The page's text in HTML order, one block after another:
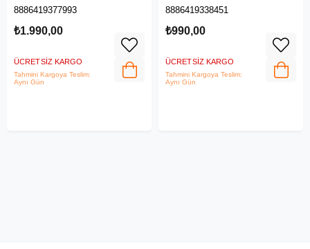
RZ43-04070100-RGWB
8886419377993
₺1.990,00
ÜCRETSIZ KARGO
Tahmini Kargoya Teslim:
Aynı Gün
8886419338451
₺990,00
ÜCRETSIZ KARGO
Tahmini Kargoya Teslim:
Aynı Gün